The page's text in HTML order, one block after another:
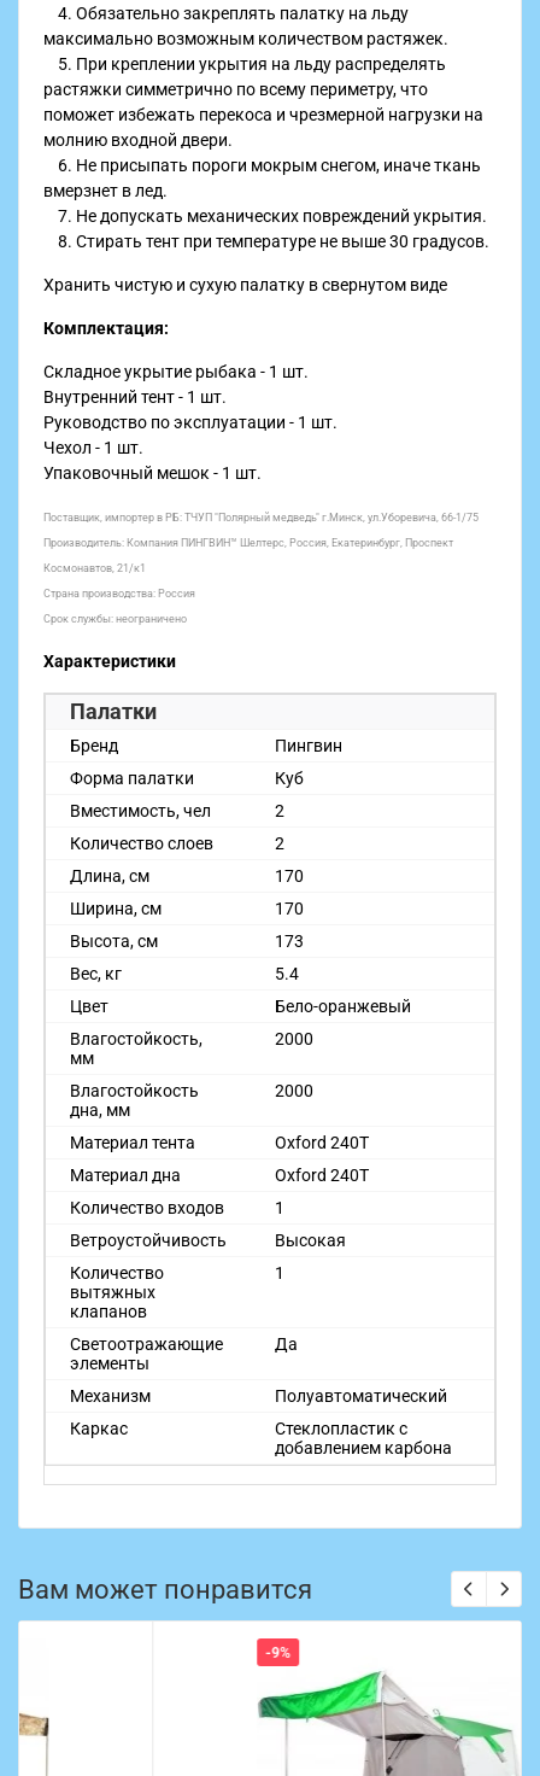
4. Обязательно закреплять палатку на льду
максимально возможным количеством растяжек.
5. При креплении укрытия на льду распределять
растяжки симметрично по всему периметру, что
поможет избежать перекоса и чрезмерной нагрузки на
молнию входной двери.
6. Не присыпать пороги мокрым снегом, иначе ткань
вмерзнет в лед.
7. Не допускать механических повреждений укрытия.
8. Стирать тент при температуре не выше 30 градусов.
Хранить чистую и сухую палатку в свернутом виде
Комплектация:
Складное укрытие рыбака - 1 шт.
Внутренний тент - 1 шт.
Руководство по эксплуатации - 1 шт.
Чехол - 1 шт.
Упаковочный мешок - 1 шт.
Поставщик, импортер в РБ: ТЧУП "Полярный медведь" г.Минск, ул.Уборевича, 66-1/75
Производитель: Компания ПИНГВИН™ Шелтерс, Россия, Екатеринбург, Проспект
Космонавтов, 21/к1
Страна производства: Россия
Срок службы: неограничено
Характеристики
Палатки
Бренд
Пингвин
Форма палатки
Куб
Вместимость, чел
2
Количество слоев
2
Длина, см
170
Ширина, см
170
Высота, см
173
Вес, кг
5.4
Цвет
Бело-оранжевый
Влагостойкость,
мм
2000
Влагостойкость
дна, мм
2000
Материал тента
Oxford 240T
Материал дна
Oxford 240T
Количество входов
1
Ветроустойчивость
Высокая
Количество
вытяжных
клапанов
1
Светоотражающие
элементы
Да
Механизм
Полуавтоматический
Каркас
Стеклопластик с
добавлением карбона
Вам может понравится